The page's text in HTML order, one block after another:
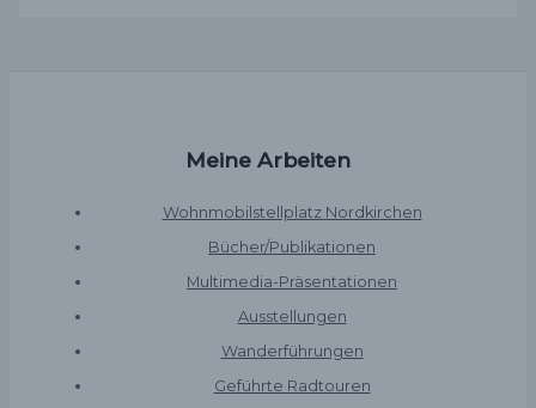
Meine Arbeiten
Wohnmobilstellplatz Nordkirchen
Bücher/Publikationen
Multimedia-Präsentationen
Ausstellungen
Wanderführungen
Geführte Radtouren